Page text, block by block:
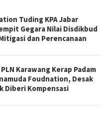
Tuding KPA Jabar
Gegara Nilai Disdikbud
dan Perencanaan
Karawang Kerap Padam
Foudnation, Desak
Diberi Kompensasi